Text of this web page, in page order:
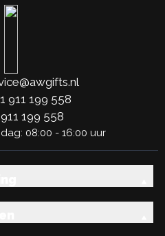
911 199 558
199 558
08:00 - 16:00 uur